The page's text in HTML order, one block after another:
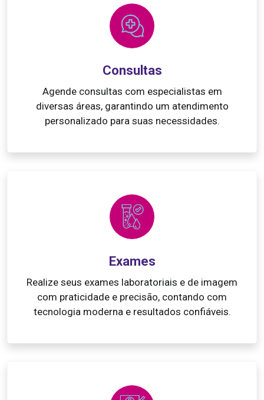
Consultas
Agende consultas com especialistas em
diversas áreas, garantindo um atendimento
personalizado para suas necessidades.
Exames
Realize seus exames laboratoriais e de imagem
com praticidade e precisão, contando com
tecnologia moderna e resultados confiáveis.